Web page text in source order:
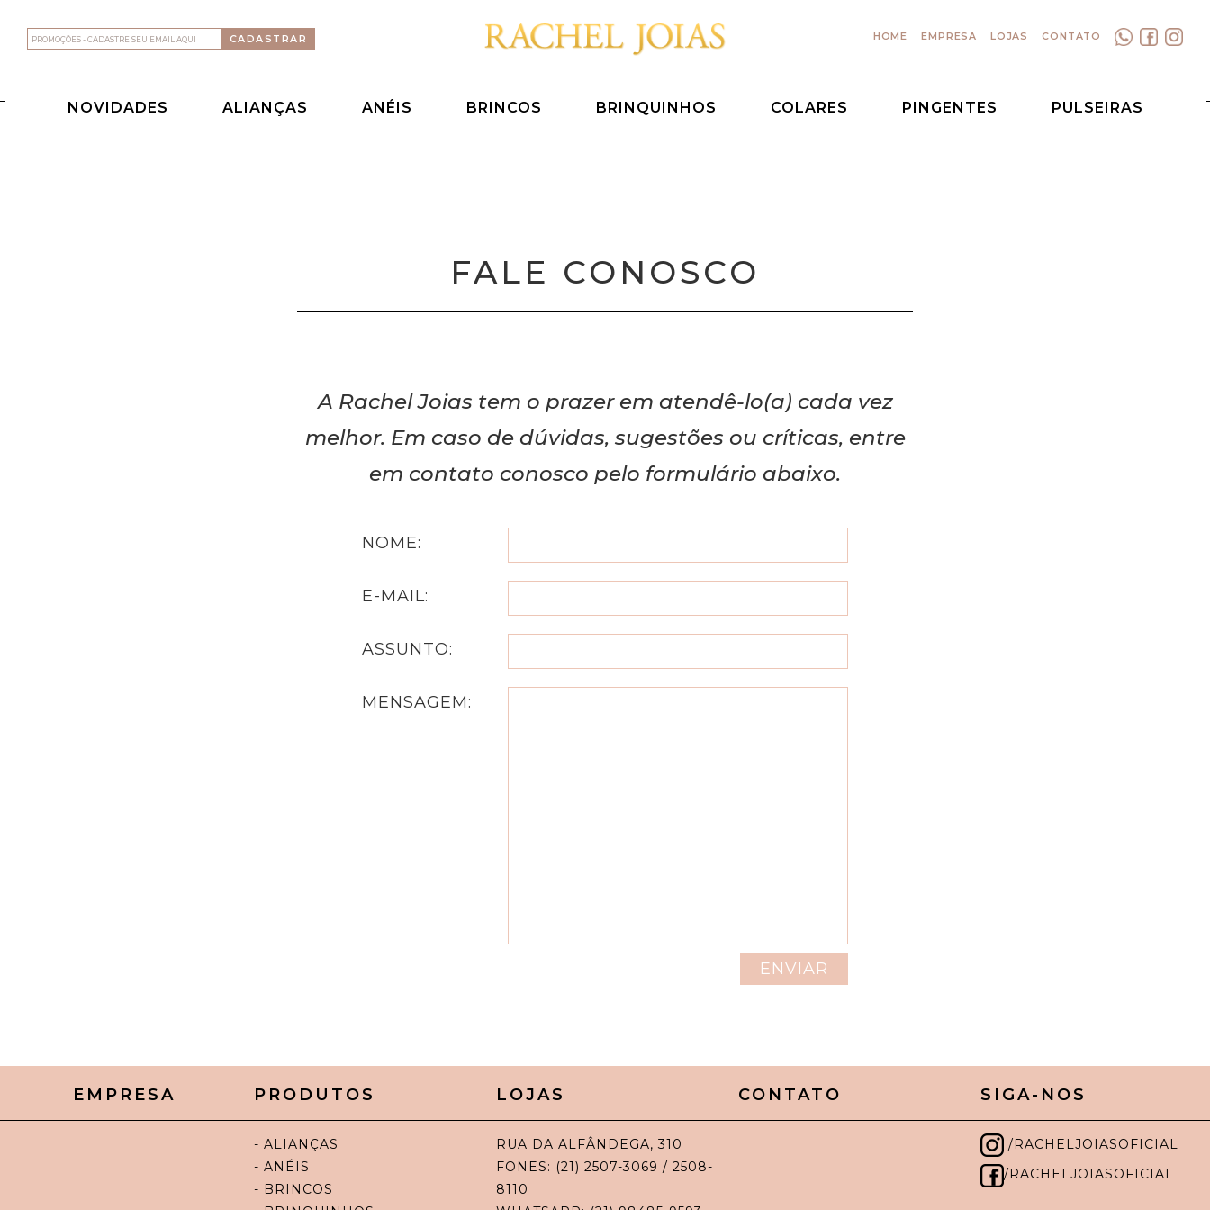
HOME
NOVIDADES ALIANÇAS ANÉIS BRINCOS BRINQUINHOS COLARES PINGENTES PULSEIRAS
FALE CONOSCO
A Rachel Joias tem o prazer em atendê-lo(a) cada vez
melhor. Em caso de dúvidas, sugestões ou críticas, entre
em contato conosco pelo formulário abaixo.
NOME:
E-MAIL:
ASSUNTO:
MENSAGEM:
EMPRESA PRODUTOS
- ALIANÇAS
- ANÉIS
- BRINCOS
LOJAS
RUA DA ALFÂNDEGA, 310
FONES: (21) 2507-3069 / 2508-
8110
CONTATO SIGA-NOS
/RACHELJOIASOFICIAL
/RACHELJOIASOFICIAL